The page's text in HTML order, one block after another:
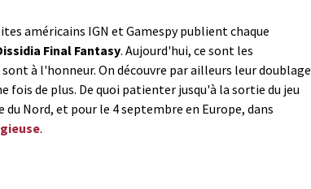
américains IGN et Gamespy publient chaque
Final Fantasy. Aujourd'hui, ce sont les
à l'honneur. On découvre par ailleurs leur doublage
de plus. De quoi patienter jusqu'à la sortie du jeu
du Nord, et pour le 4 septembre en Europe, dans
.